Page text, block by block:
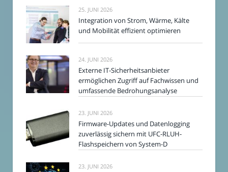
25. JUNI 2026
Integration von Strom, Wärme, Kälte
und Mobilität effizient optimieren
24. JUNI 2026
Externe IT-Sicherheitsanbieter
ermöglichen Zugriff auf Fachwissen und
umfassende Bedrohungsanalyse
23. JUNI 2026
Firmware-Updates und Datenlogging
zuverlässig sichern mit UFC-RLUH-
Flashspeichern von System-D
23. JUNI 2026